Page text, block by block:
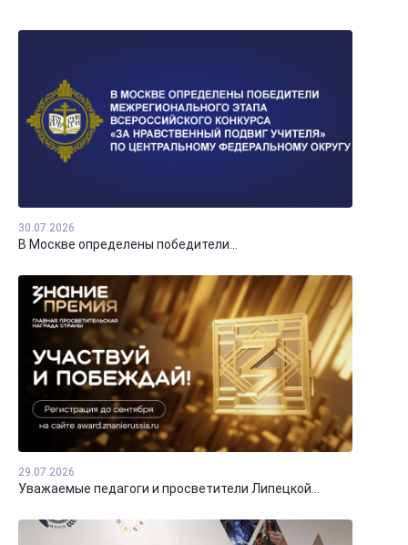
30.07.2026
В Москве определены победители...
29.07.2026
Уважаемые педагоги и просветители Липецкой...